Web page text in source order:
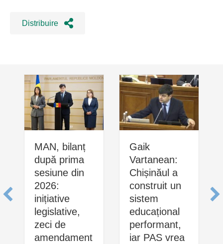
Distribuire
MAN, bilanț
după prima
sesiune din
2026:
inițiative
legislative,
zeci de
amendament
Gaik
Vartanean:
Chișinăul a
construit un
sistem
educațional
performant,
iar PAS vrea